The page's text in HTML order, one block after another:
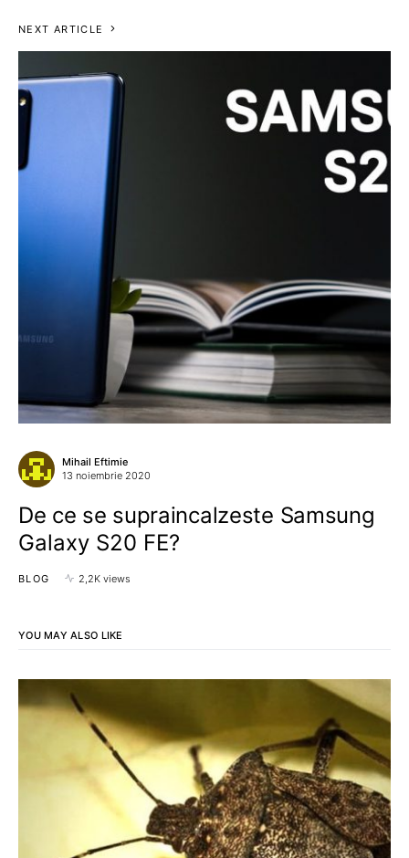
NEXT ARTICLE
Mihail Eftimie
13 noiembrie 2020
De ce se supraincalzeste Samsung
Galaxy S20 FE?
BLOG 2,2K views
YOU MAY ALSO LIKE